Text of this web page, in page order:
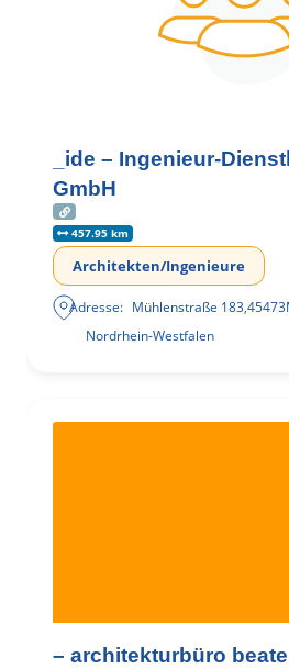
_ide – Ingenieur-
GmbH
457.95 km
Architekten/Ingenieure
Adresse: Mühlenstraße 183,45473
Nordrhein-Westfalen
– architekturbüro